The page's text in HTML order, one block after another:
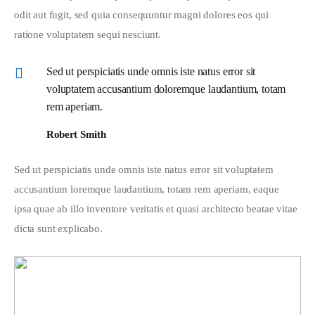
odit aut fugit, sed quia consequuntur magni dolores eos qui
ratione voluptatem sequi nesciunt.
Sed ut perspiciatis unde omnis iste natus error sit
voluptatem accusantium doloremque laudantium, totam
rem aperiam.
Robert Smith
Sed ut perspiciatis unde omnis iste natus error sit voluptatem
accusantium loremque laudantium, totam rem aperiam, eaque
ipsa quae ab illo inventore veritatis et quasi architecto beatae vitae
dicta sunt explicabo.